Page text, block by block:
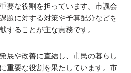
要な役割を担っています。市議会
題に対する対策や予算配分などを
することが主な責務です。
展や改善に直結し、市民の暮らし
重要な役割を果たしています。市